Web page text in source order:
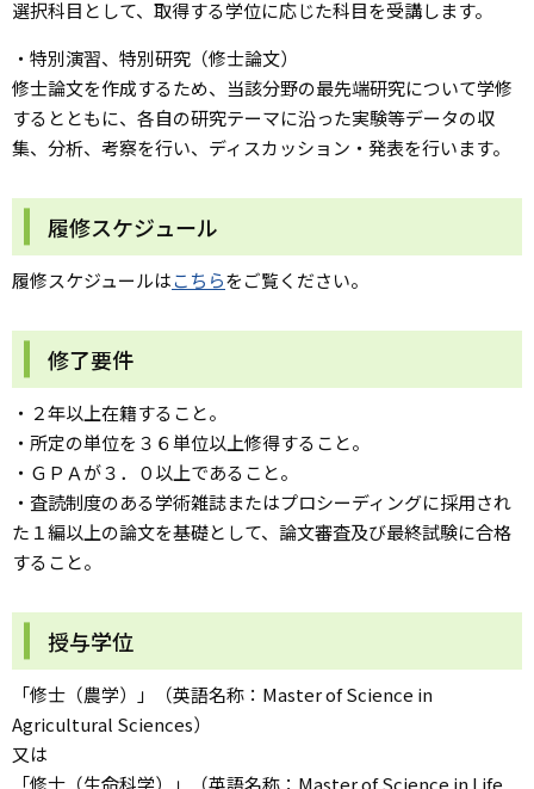
選択科目として、取得する学位に応じた科目を受講します。
・特別演習、特別研究（修士論文）
修士論文を作成するため、当該分野の最先端研究について学修
するとともに、各自の研究テーマに沿った実験等データの収
集、分析、考察を行い、ディスカッション・発表を行います。
履修スケジュール
履修スケジュールはこちらをご覧ください。
修了要件
・２年以上在籍すること。
・所定の単位を３６単位以上修得すること。
・ＧＰＡが３．０以上であること。
・査読制度のある学術雑誌またはプロシーディングに採用され
た１編以上の論文を基礎として、論文審査及び最終試験に合格
すること。
授与学位
「修士（農学）」（英語名称：Master of Science in
Agricultural Sciences）
又は
「修士（生命科学）」（英語名称：Master of Science in Life